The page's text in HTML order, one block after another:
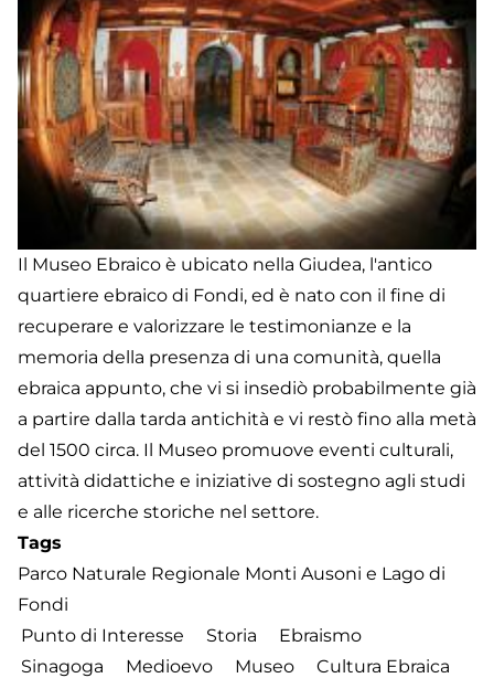
Il Museo Ebraico è ubicato nella Giudea, l'antico
quartiere ebraico di Fondi, ed è nato con il fine di
recuperare e valorizzare le testimonianze e la
memoria della presenza di una comunità, quella
ebraica appunto, che vi si insediò probabilmente già
a partire dalla tarda antichità e vi restò fino alla metà
del 1500 circa. Il Museo promuove eventi culturali,
attività didattiche e iniziative di sostegno agli studi
e alle ricerche storiche nel settore.
Tags
Parco Naturale Regionale Monti Ausoni e Lago di
Fondi
Punto di Interesse
Storia
Ebraismo
Sinagoga
Medioevo Museo Cultura Ebraica